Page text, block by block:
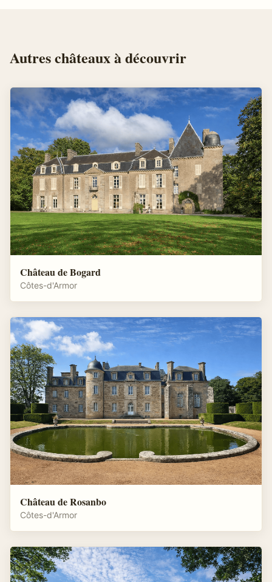
Autreschâteauxà découvrir
Château de Bogard
Côtes-d'Armor
Château de Rosanbo
Côtes-d'Armor